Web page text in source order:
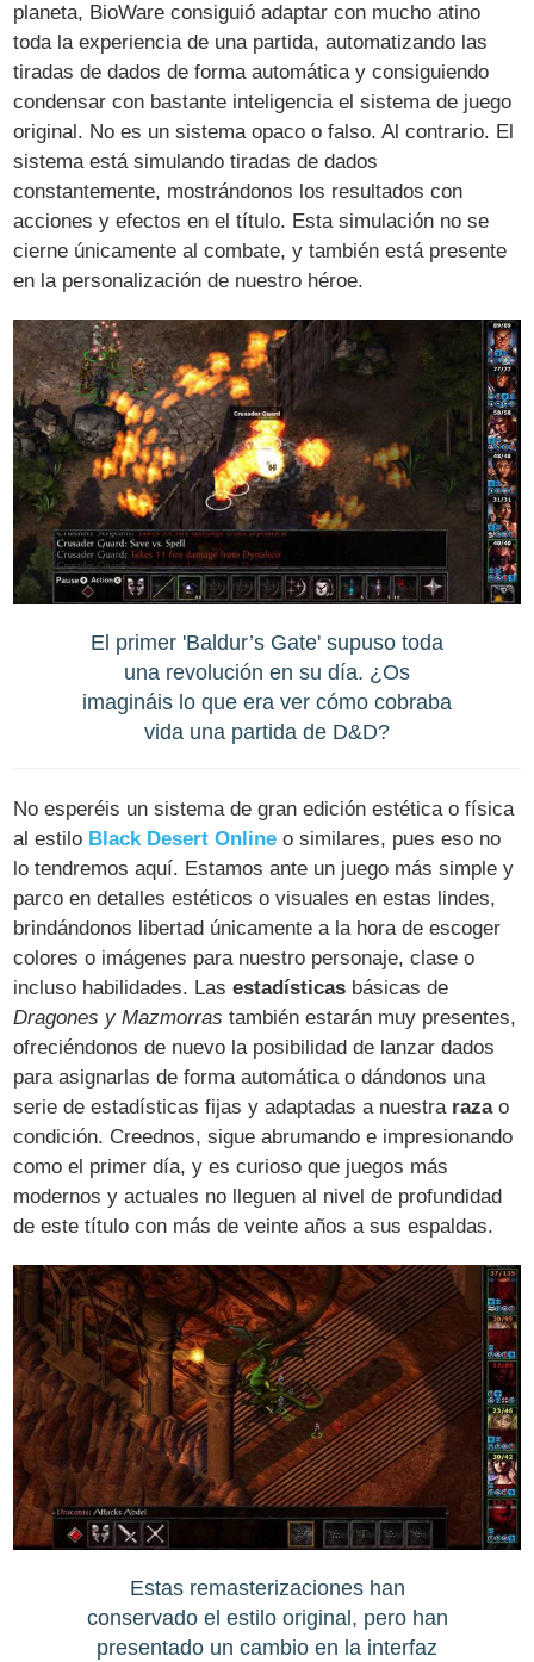
planeta, BioWare consiguió adaptar con mucho atino
toda la experiencia de una partida, automatizando las
tiradas de dados de forma automática y consiguiendo
condensar con bastante inteligencia el sistema de juego
original. No es un sistema opaco o falso. Al contrario. El
sistema está simulando tiradas de dados
constantemente, mostrándonos los resultados con
acciones y efectos en el título. Esta simulación no se
cierne únicamente al combate, y también está presente
en la personalización de nuestro héroe.
El primer 'Baldur’s Gate' supuso toda
una revolución en su día. ¿Os
imagináis lo que era ver cómo cobraba
vida una partida de D&D?
No esperéis un sistema de gran edición estética o física
al estilo Black Desert Online o similares, pues eso no
lo tendremos aquí. Estamos ante un juego más simple y
parco en detalles estéticos o visuales en estas lindes,
brindándonos libertad únicamente a la hora de escoger
colores o imágenes para nuestro personaje, clase o
incluso habilidades. Lasestadísticas básicas de
Dragones y Mazmorras también estarán muy presentes,
ofreciéndonos de nuevo la posibilidad de lanzar dados
para asignarlas de forma automática o dándonos una
serie de estadísticas fijas y adaptadas a nuestra razao
condición. Creednos, sigue abrumando e impresionando
como el primer día, y es curioso que juegos más
modernos y actuales no lleguen al nivel de profundidad
de este título con más de veinte años a sus espaldas.
Estas remasterizaciones han
conservado el estilo original, pero han
presentado un cambio en la interfaz